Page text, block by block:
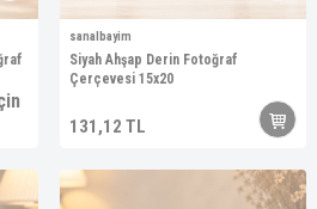
sanalbayim
Siyah Ahşap Derin Fotoğraf
Çerçevesi 15x20
131,12 TL